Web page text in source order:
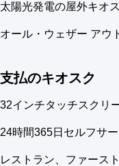
太陽光発電の屋外キオ
オール・ウェザー アウ
支払のキオスク
32インチタッチスクリ
24時間365日セルフサ
レストラン、ファース